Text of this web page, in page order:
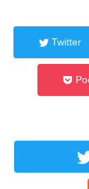
Twitter